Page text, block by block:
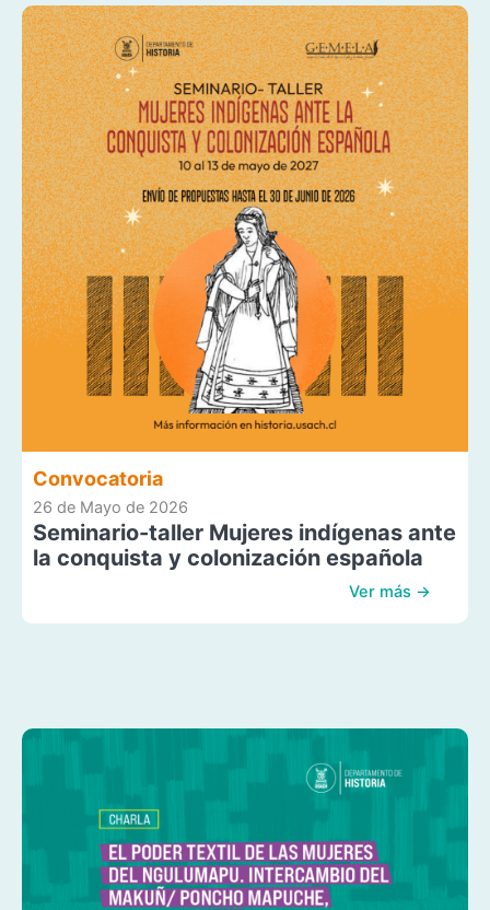
Convocatoria
26 de Mayo de 2026
Seminario-taller Mujeres indígenas ante
la conquista y colonización española
Ver más →